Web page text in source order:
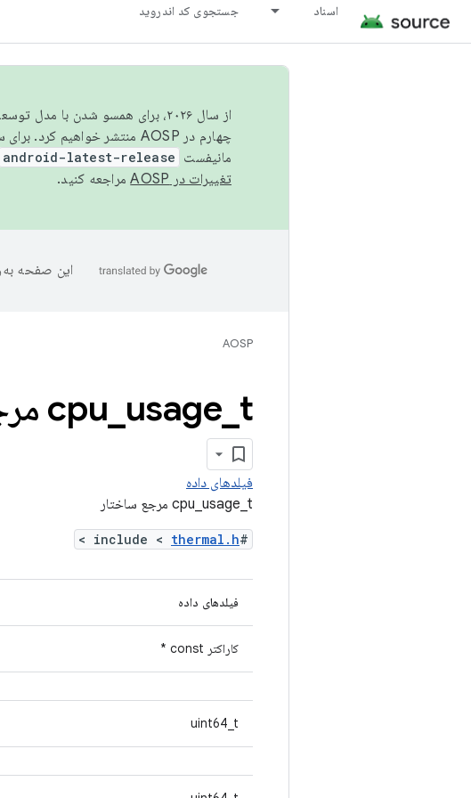
اسناد جستجوی کد اندروید
از سال ۲۰۲۶، برای همسو شدن با
چهارم در AOSP منتشر خواهیم کرد. برای ساخت و مشارکت در AOSP،
مانیفست android-latest-release
تغییرات در AOSP
مراجعه کنید.
این صفحه
AOSP
cpu usage t مرجع ساختار
فیلدهای داده
cpu_usage_t مرجع ساختار
#include <
thermal.h
>
فیلدهای داده
کاراکتر const *
uint64_t